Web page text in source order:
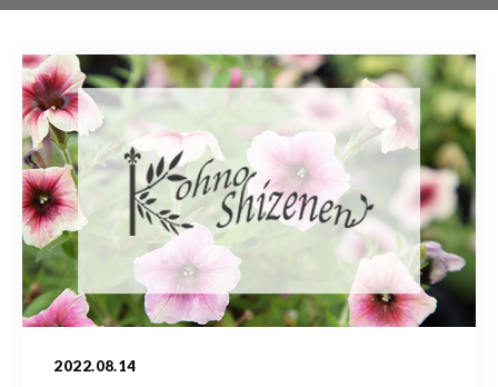
2022.08.14
講座予約カレンダー
YouTube
造園/施工専用HP